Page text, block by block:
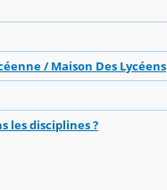
/ Maison Des Lycéens
les disciplines ?